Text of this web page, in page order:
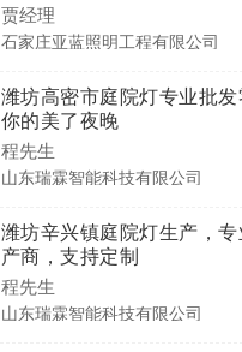
贾经理
石家庄亚蓝照明工程有限公司
潍坊高密市庭院灯专业批
你的美了夜晚
程先生
山东瑞霖智能科技有限公司
潍坊辛兴镇庭院灯生产，
产商，支持定制
程先生
山东瑞霖智能科技有限公司